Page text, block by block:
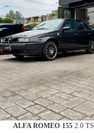
ALFA ROMEO 1552.0 TS